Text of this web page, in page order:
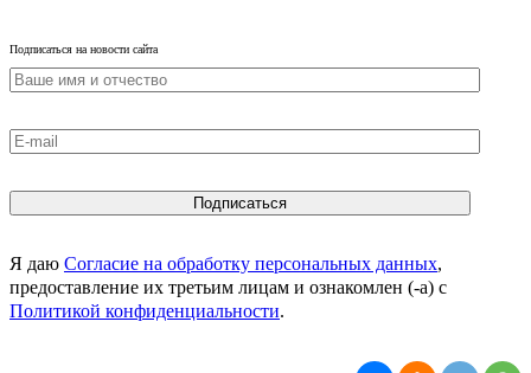
Подписаться на новости сайта
Я даю Согласие на обработку персональных данных,
предоставление их третьим лицам и ознакомлен (-а) c
Политикой конфиденциальности.